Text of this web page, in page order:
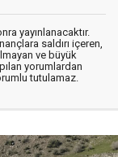
yayınlanacaktır.
saldırı içeren,
ve büyük
yorumlardan
tutulamaz.